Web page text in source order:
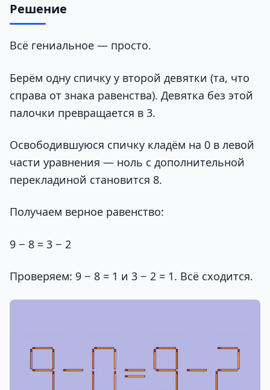
Решение
Всё гениальное — просто.
Берём одну спичку у второй девятки (та, что
справа от знака равенства). Девятка без этой
палочки превращается в 3.
Освободившуюся спичку кладём на 0 в левой
части уравнения — ноль с дополнительной
перекладиной становится 8.
Получаем верное равенство:
9 − 8 = 3 − 2
Проверяем: 9 − 8 = 1 и 3 − 2 = 1. Всё сходится.